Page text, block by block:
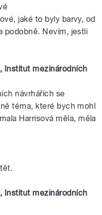
, jaké to byly barvy, od
podobně. Nevím, jestli
, Institut mezinárodních
návrhářích se
téma, které bych mohl
Harrisová měla, měla
, Institut mezinárodních